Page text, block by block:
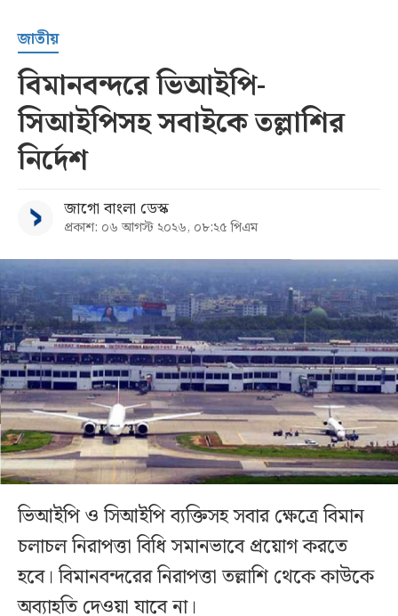
জাতীয়
বিমানবন্দরে ভিআইপি-
সিআইপিসহ সবাইকে তল্লাশির
নির্দেশ
জাগো বাংলা ডেস্ক
প্রকাশ: ০৬ আগস্ট ২০২৬, ০৮:২৫ পিএম
ভিআইপি ও সিআইপি ব্যক্তিসহ সবার ক্ষেত্রে বিমান
চলাচল নিরাপত্তা বিধি সমানভাবে প্রয়োগ করতে
হবে। বিমানবন্দরের নিরাপত্তা তল্লাশি থেকে কাউকে
অব্যাহতি দেওয়া যাবে না।